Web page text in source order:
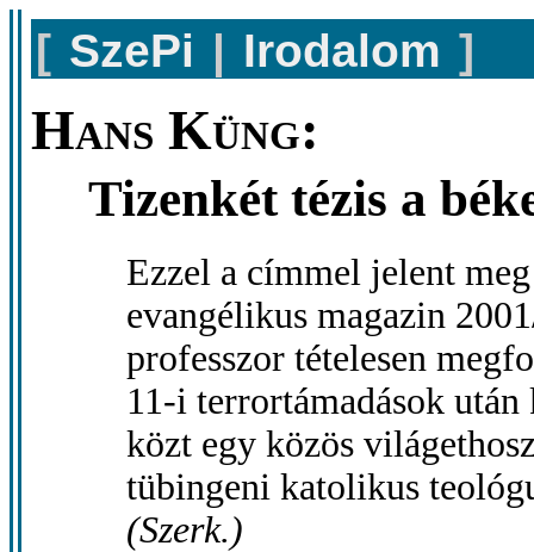
[ SzePi | Irodalom ]
Hans Küng:
Tizenkét tézis a
Ezzel a címmel jelent
evangélikus magazin
professzor tételesen
11-i terrortámadások
közt egy közös
tübingeni katolikus
(Szerk.)